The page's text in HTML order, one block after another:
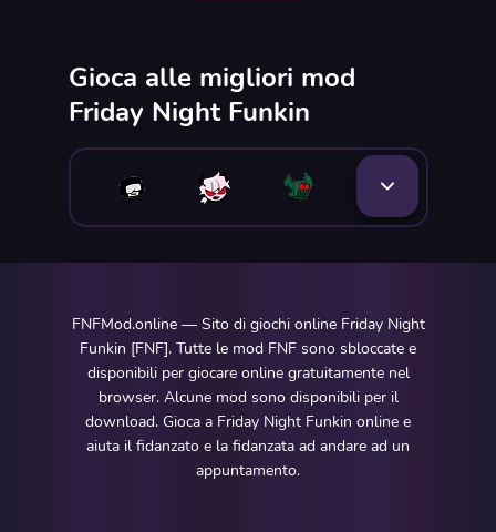
Gioca alle migliori mod
Friday Night Funkin
FNFMod.online — Sito di giochi online Friday Night
Funkin [FNF]. Tutte le mod FNF sono sbloccate e
disponibili per giocare online gratuitamente nel
browser. Alcune mod sono disponibili per il
download. Gioca a Friday Night Funkin online e
aiuta il fidanzato e la fidanzata ad andare ad un
appuntamento.